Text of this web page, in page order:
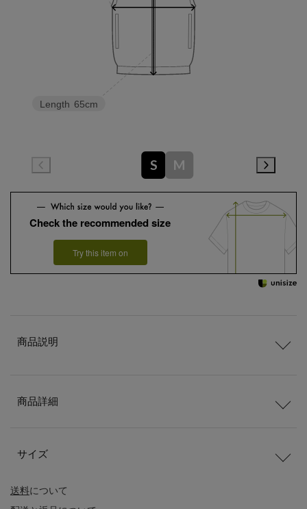
Length 65cm
S M
Check the recommended size
Try this item on
送料について
商品説明
商品詳細
サイズ